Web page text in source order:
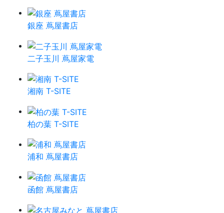
銀座 蔦屋書店
二子玉川 蔦屋家電
湘南 T-SITE
柏の葉 T-SITE
浦和 蔦屋書店
函館 蔦屋書店